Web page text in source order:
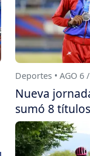
Deportes • AGO 6
Nueva
sumó 8